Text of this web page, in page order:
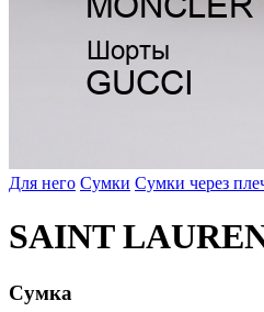
Для него Сумки Сумки через
SAINT
Сумка